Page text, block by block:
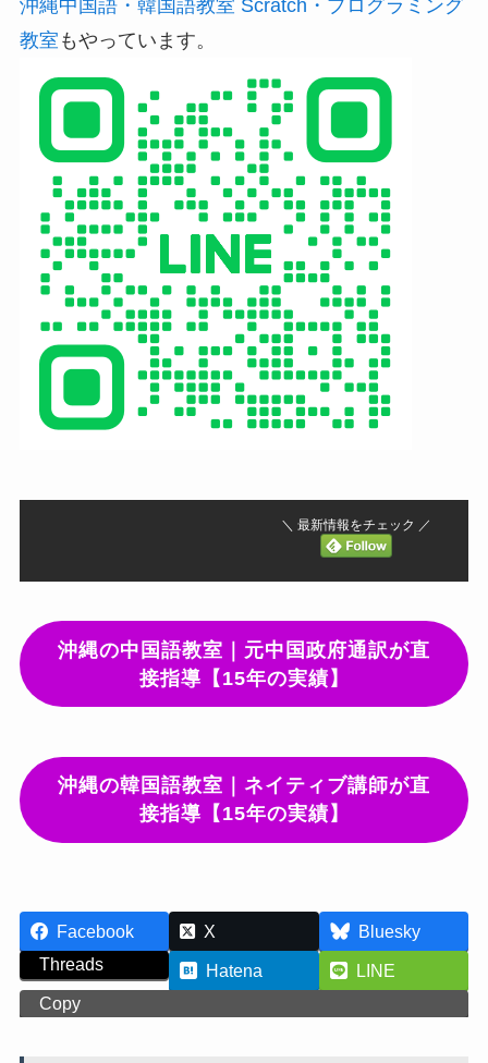
沖縄中国語・韓国語教室 Scratch・プログラミング
教室 もやっています。
＼ 最新情報をチェック ／
沖縄の中国語教室｜元中国政府通訳が直
接指導【15年の実績】
沖縄の韓国語教室｜ネイティブ講師が直
接指導【15年の実績】
Facebook X
Bluesky
Threads
Hatena
LINE
Copy